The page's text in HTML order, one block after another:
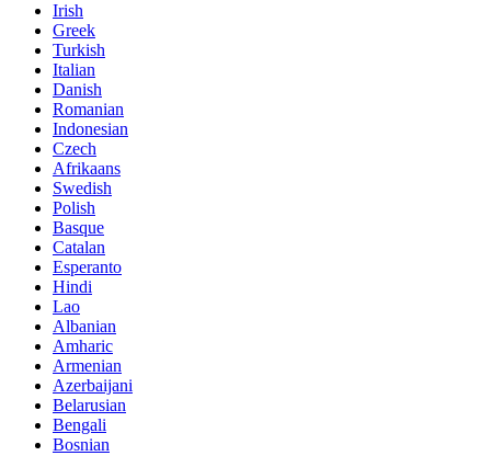
Irish
Greek
Turkish
Italian
Danish
Romanian
Indonesian
Czech
Afrikaans
Swedish
Polish
Basque
Catalan
Esperanto
Hindi
Lao
Albanian
Amharic
Armenian
Azerbaijani
Belarusian
Bengali
Bosnian